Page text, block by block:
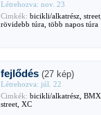
Létrehozva: nov. 23
Cimkék: bicikli/alkatrész,
rövidebb túra, több napos túra
fejlődés (27 kép)
Létrehozva: júl. 22
Cimkék: bicikli/alkatrész,
street, XC